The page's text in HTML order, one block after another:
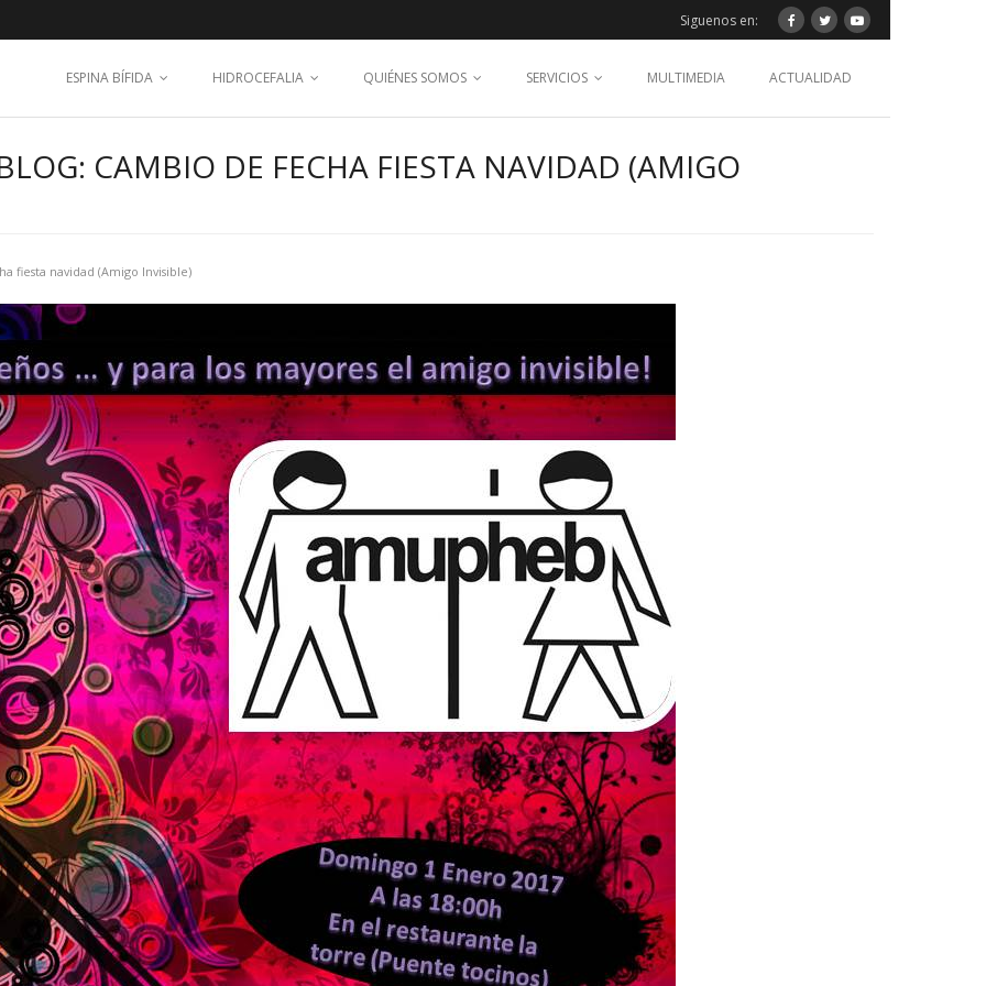
Siguenos en:
ESPINA BÍFIDA HIDROCEFALIA QUIÉNES SOMOS SERVICIOS MULTIMEDIA ACTUALIDAD
CAMBIO DE FECHA FIESTA NAVIDAD (AMIGO
fiesta navidad (Amigo Invisible)